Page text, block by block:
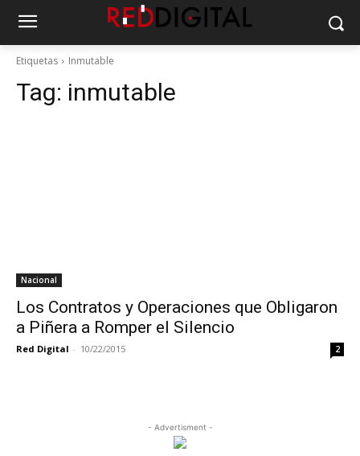
Etiquetas Inmutable
Tag: inmutable
Nacional
Los Contratos y Operaciones que Obligaron
a Piñera a Romper el Silencio
Red Digital - 10/22/2015 2
- Advertisment -